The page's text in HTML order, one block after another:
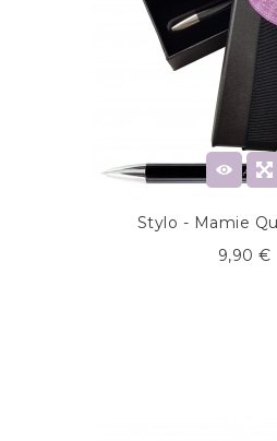
Stylo - Mamie
9,90 €